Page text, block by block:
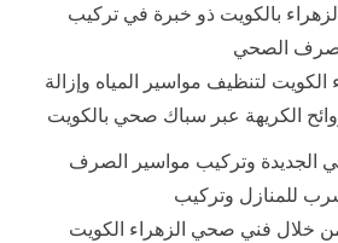
بالكويت ذو خبرة في تركيب
الصحي
لتنظيف مواسير المياه وإزالة
الكريهة عبر سباك صحي بالكويت
الجديدة وتركيب مواسير الصرف
للمنازل وتركيب
خلال فني صحي الزهراء الكويت